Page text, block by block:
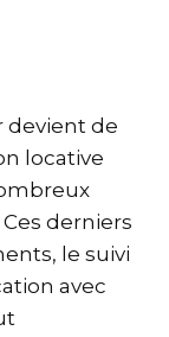
devient de
locative
derniers
le suivi
avec